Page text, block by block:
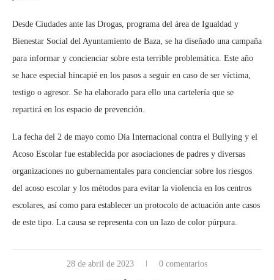
Desde Ciudades ante las Drogas, programa del área de Igualdad y
Bienestar Social del Ayuntamiento de Baza, se ha diseñado una campaña
para informar y concienciar sobre esta terrible problemática. Este año
se hace especial hincapié en los pasos a seguir en caso de ser víctima,
testigo o agresor. Se ha elaborado para ello una cartelería que se
repartirá en los espacio de prevención.
La fecha del 2 de mayo como Día Internacional contra el Bullying y el
Acoso Escolar fue establecida por asociaciones de padres y diversas
organizaciones no gubernamentales para concienciar sobre los riesgos
del acoso escolar y los métodos para evitar la violencia en los centros
escolares, así como para establecer un protocolo de actuación ante casos
de este tipo. La causa se representa con un lazo de color púrpura.
28 de abril de 2023 0 comentarios